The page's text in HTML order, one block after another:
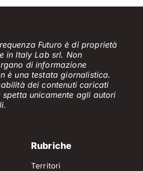
Futuro è di proprietà
in Italy Lab srl. Non
di informazione
è una testata giornalistica.
dei contenuti caricati
unicamente agli autori
i.
Rubriche
Territori